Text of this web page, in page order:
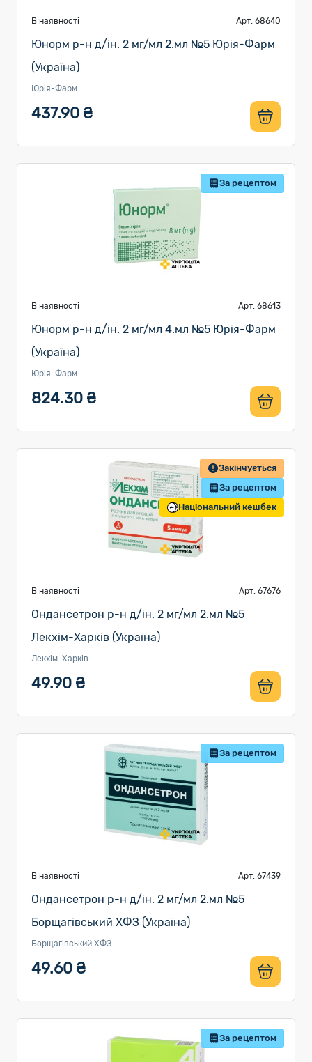
В наявності Арт. 68640
Юнорм р-н д/ін. 2 мг/мл 2.мл №5 Юрія-Фарм
(Україна)
Юрія-Фарм
437.90 ₴
За рецептом
В наявності Арт. 68613
Юнорм р-н д/ін. 2 мг/мл 4.мл №5 Юрія-Фарм
(Україна)
Юрія-Фарм
824.30 ₴
Закінчується
За рецептом
Національний кешбек
В наявності Арт. 67676
Ондансетрон р-н д/ін. 2 мг/мл 2.мл №5
Лекхім-Харків (Україна)
Лекхім-Харків
49.90 ₴
За рецептом
В наявності Арт. 67439
Ондансетрон р-н д/ін. 2 мг/мл 2.мл №5
Борщагівський ХФЗ (Україна)
Борщагівський ХФЗ
49.60 ₴
За рецептом